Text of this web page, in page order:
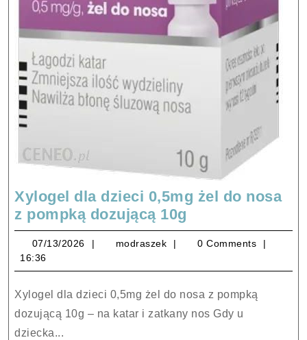
Xylogel dla dzieci 0,5mg żel do nosa
z pompką dozującą 10g
dla
dzieci
0,5mg
do
nosa
07/13/2026 07/13/2026
modraszek modraszek
0 Comments
16:36
Xylogel dla dzieci 0,5mg żel do nosa z pompką
dozującą 10g – na katar i zatkany nos Gdy u
dziecka...